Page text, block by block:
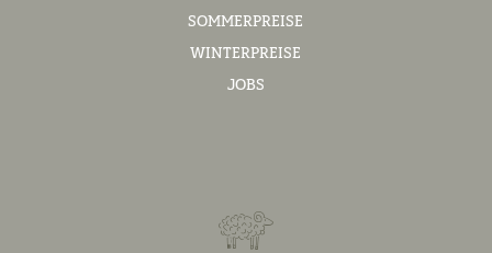
SOMMERPREISE
WINTERPREISE
JOBS